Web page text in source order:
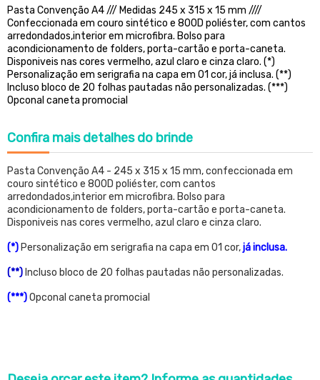
Pasta Convenção A4 /// Medidas 245 x 315 x 15 mm ////
Confeccionada em couro sintético e 800D poliéster, com cantos
arredondados,interior em microfibra. Bolso para
acondicionamento de folders, porta-cartão e porta-caneta.
Disponiveis nas cores vermelho, azul claro e cinza claro. (*)
Personalização em serigrafia na capa em 01 cor, já inclusa. (**)
Incluso bloco de 20 folhas pautadas não personalizadas. (***)
Opconal caneta promocial
Confira mais detalhes do brinde
Pasta Convenção A4 - 245 x 315 x 15 mm, confeccionada em
couro sintético e 800D poliéster, com cantos
arredondados,interior em microfibra. Bolso para
acondicionamento de folders, porta-cartão e porta-caneta.
Disponiveis nas cores vermelho, azul claro e cinza claro.
(*) Personalização em serigrafia na capa em 01 cor,já inclusa.
(**) Incluso bloco de 20 folhas pautadas não personalizadas.
(***)Opconal caneta promocial